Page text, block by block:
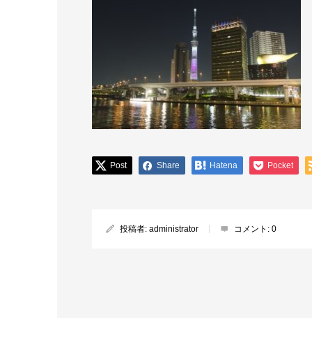
Post Share Hatena Pocket
投稿者: administrator コメント: 0